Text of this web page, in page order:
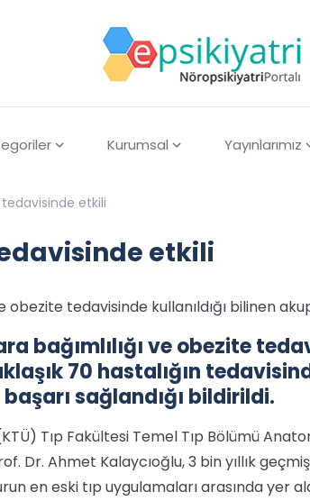
Kurumsal Yayınlarımız
tedavisinde etkili
etkili
obezite tedavisinde kullanıldığı bilinen
bağımlılığı ve obezite
70 hastalığın
sağlandığı bildirildi.
Tıp Fakültesi Temel Tıp Bölümü
Dr. Ahmet Kalaycıoğlu, 3 bin yıllık
en eski tıp uygulamaları arasında yer